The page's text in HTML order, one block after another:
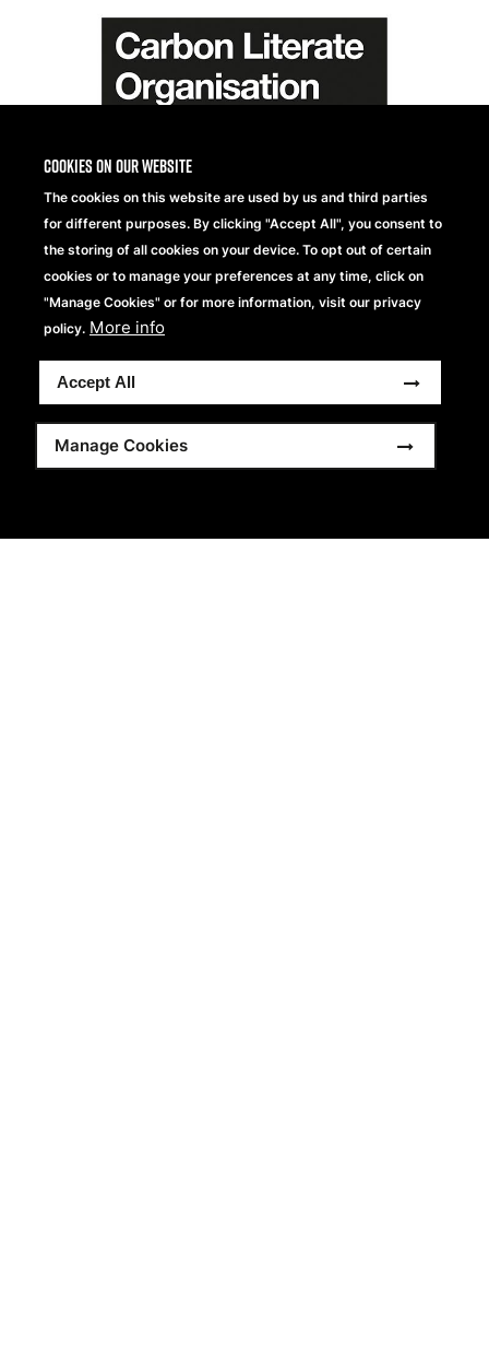
Cookies on our website
The cookies on this website are used by us and third parties
for different purposes. By clicking "Accept All", you consent to
the storing of all cookies on your device. To opt out of certain
cookies or to manage your preferences at any time, click on
"Manage Cookies" or for more information, visit our privacy
policy. More info
Accept All
Manage Cookies